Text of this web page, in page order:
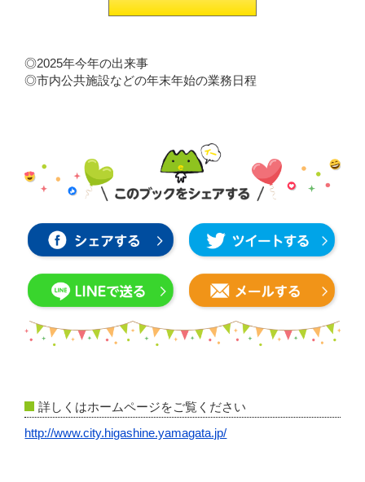
◎2025年今年の出来事
◎市内公共施設などの年末年始の業務日程
詳しくはホームページをご覧ください
http://www.city.higashine.yamagata.jp/